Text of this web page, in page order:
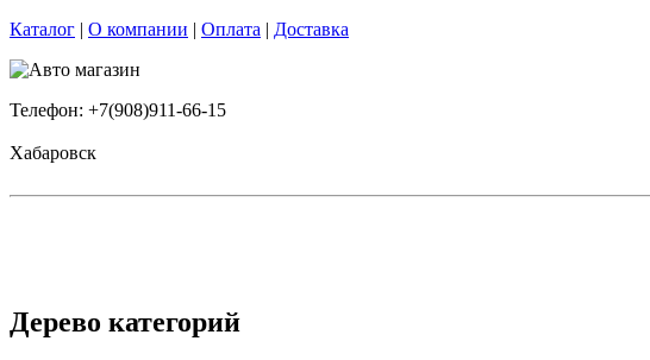
Каталог | О компании | Оплата | Доставка
Телефон: +7(908)911-66-15
Хабаровск
Дерево категорий